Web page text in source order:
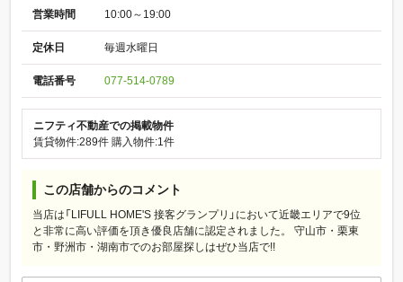
営業時間 10:00～19:00
定休日 毎週水曜日
電話番号 077-514-0789
ニフティ不動産での掲載物件
賃貸物件:289件 購入物件:1件
この店舗からのコメント
当店は「LIFULL HOME'S 接客グランプリ」において近畿エリアで9位
と非常に高い評価を頂き優良店舗に認定されました。 守山市・栗東
市・野洲市・湖南市でのお部屋探しはぜひ当店で!!